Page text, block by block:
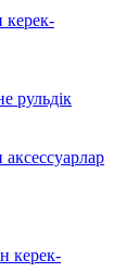
керек-
рульдік
керек-